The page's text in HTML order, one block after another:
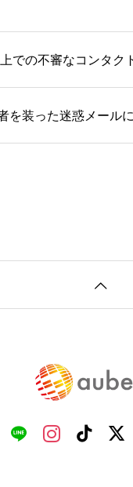
での不審なコンタク
を装った迷惑メール